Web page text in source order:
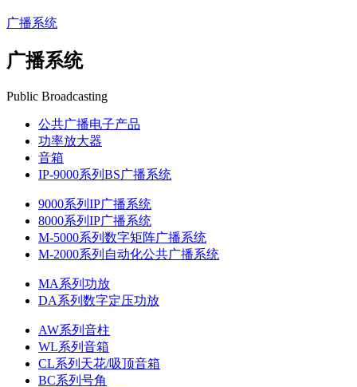
广播系统
广播系统
Public Broadcasting
公共广播电子产品
功率放大器
音箱
IP-9000系列BS广播系统
9000系列IP广播系统
8000系列IP广播系统
M-5000系列数字矩阵广播系统
M-2000系列自动化公共广播系统
MA系列功放
DA系列数字定压功放
AW系列音柱
WL系列音箱
CL系列天花/吸顶音箱
BC系列号角